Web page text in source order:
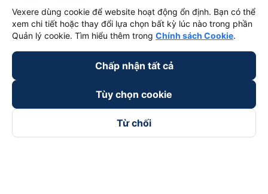
Vexere dùng cookie để website hoạt động ổn định. Bạn có thể
xem chi tiết hoặc thay đổi lựa chọn bất kỳ lúc nào trong phần
Quản lý cookie. Tìm hiểu thêm trong Chính sách Cookie.
Chấp nhận tất cả
Tùy chọn cookie
Từ chối